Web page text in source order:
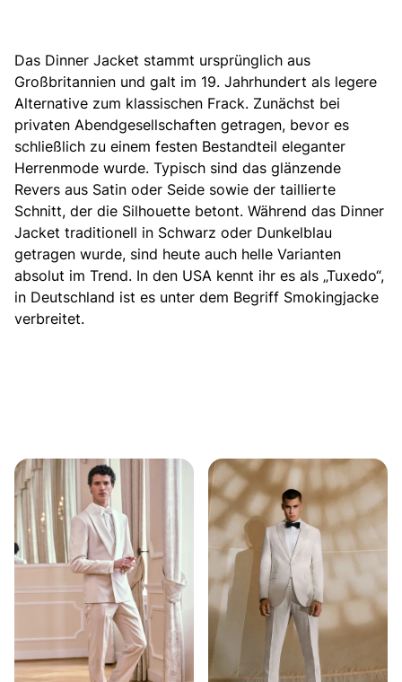
Das Dinner Jacket stammt ursprünglich aus
Großbritannien und galt im 19. Jahrhundert als legere
Alternative zum klassischen Frack. Zunächst bei
privaten Abendgesellschaften getragen, bevor es
schließlich zu einem festen Bestandteil eleganter
Herrenmode wurde. Typisch sind das glänzende
Revers aus Satin oder Seide sowie der taillierte
Schnitt, der die Silhouette betont. Während das Dinner
Jacket traditionell in Schwarz oder Dunkelblau
getragen wurde, sind heute auch helle Varianten
absolut im Trend. In den USA kennt ihr es als „Tuxedo“,
in Deutschland ist es unter dem Begriff Smokingjacke
verbreitet.